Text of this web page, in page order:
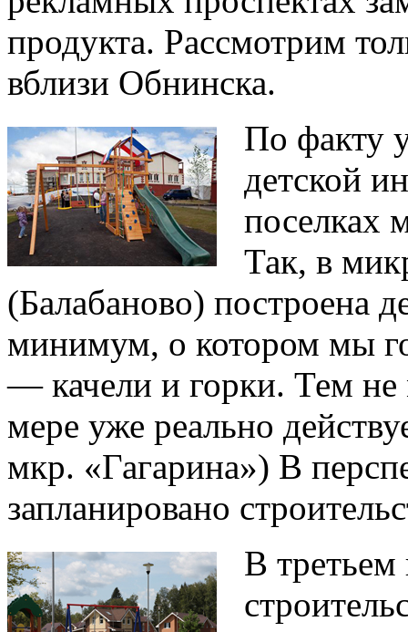
продукта. Рассмотрим
вблизи Обнинска.
По факту
детской
поселках
Так, в
(Балабаново) построена
минимум, о котором мы
— качели и горки. Тем не
мере уже реально
мкр. «Гагарина») В
запланировано
В третьем